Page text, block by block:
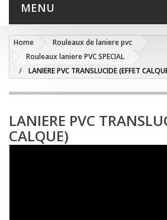
MENU
Home
Rouleaux de laniere pvc
Rouleaux laniere PVC SPECIAL
LANIERE PVC TRANSLUCIDE (EFFET
LANIERE PVC
CALQUE)